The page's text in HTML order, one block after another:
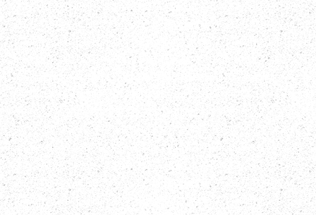
PROYECTO RESIDENCIAL BOUTIQUE DE 14 APARTAMENTOS DE
1 Y 2 HABITACIONES, ESTRATÉGICAMENTE UBICADO EN EL
CORAZÓN DE BÁVARO – PUNTA CANA, A POCOS MINUTOS DE
LAS PRINCIPALES ATRACCIONES Y ZONAS TURÍSTICAS. CADA
RESIDENCIA CUENTA CON SALA-COMEDOR INTEGRADA,
COCINA, BALCÓN Y, EN UNIDADES SELECCIONADAS,
TERRAZAS PRIVADAS. EL PROYECTO DISPONE DE UNA
ACOGEDORA ZONA SOCIAL CON PISCINA, JACUZZI, DECK DE
SOL, ÁREAS VERDES, PLAYGROUND INFANTIL Y TERRAZA
SOCIAL EQUIPADA — TODO DENTRO DE UNO DE LOS
DESTINOS TURÍSTICOS MÁS PRESTIGIOSOS DE LA REPÚBLICA
DOMINICANA. UNA OPORTUNIDAD IDEAL PARA QUIENES